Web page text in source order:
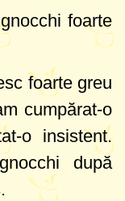
foarte
foarte greu
cumpărat-o
o insistent.
după